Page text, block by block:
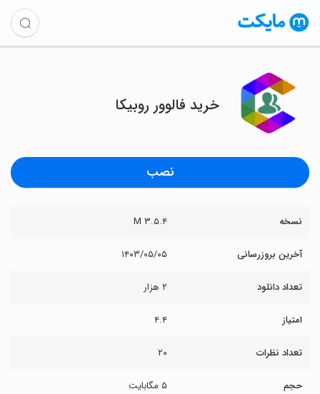
خرید فالوور روبیکا
نصب
نسخه ۳.۵.۴ M
آخرین بروزرسانی ۱۴۰۳/۰۵/۰۵
تعداد دانلود ۲ هزار
امتیاز ۴.۴
تعداد نظرات ۲۰
حجم ۵ مگابایت